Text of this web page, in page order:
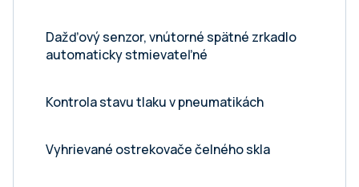
Dažďový senzor, vnútorné spätné zrkadlo
automaticky stmievateľné
Kontrola stavu tlaku v pneumatikách
Vyhrievané ostrekovače čelného skla